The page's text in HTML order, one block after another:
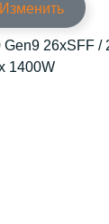
Изменить